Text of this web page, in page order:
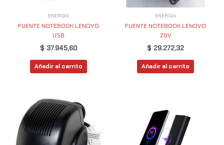
ENERGIA
FUENTE NOTEBOOK LENOVO
USB
$ 37.945,60
Añadir al carrito
ENERGIA
FUENTE NOTEBOOK LENOVO
20V
$ 29.272,32
Añadir al carrito